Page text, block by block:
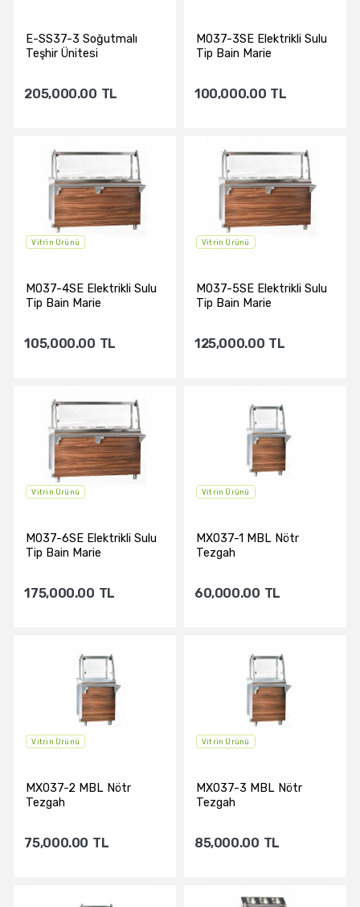
E-SS37-3 Soğutmalı
Teşhir Ünitesi
205,000.00 TL
M037-3SE Elektrikli Sulu
Tip Bain Marie
100,000.00 TL
Vitrin Ürünü
M037-4SE Elektrikli Sulu
Tip Bain Marie
105,000.00 TL
Vitrin Ürünü
M037-5SE Elektrikli Sulu
Tip Bain Marie
125,000.00 TL
Sepete Ekle
Vitrin Ürünü
M037-6SE Elektrikli Sulu
Tip Bain Marie
175,000.00 TL
Sepete Ekle
Vitrin Ürünü
MX037-1 MBL Nötr
Tezgah
60,000.00 TL
Sepete Ekle
Vitrin Ürünü
MX037-2 MBL Nötr
Tezgah
75,000.00 TL
Vitrin Ürünü
MX037-3 MBL Nötr
Tezgah
85,000.00 TL